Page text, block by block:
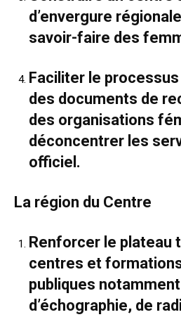
d’envergure
savoir-faire des
Faciliter le
des documents de
des organisations
déconcentrer les
officiel.
La région du Centre
Renforcer le plateau
centres et
publiques
d’échographie, de